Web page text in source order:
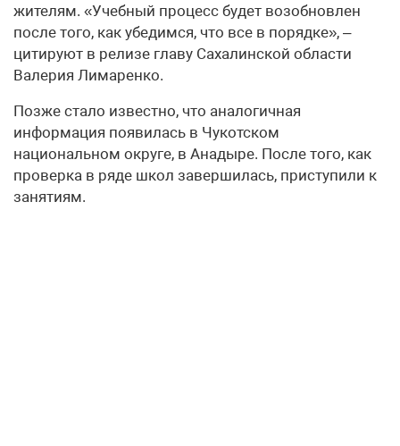
жителям. «Учебный процесс будет возобновлен
после того, как убедимся, что все в порядке», –
цитируют в релизе главу Сахалинской области
Валерия Лимаренко.
Позже стало известно, что аналогичная
информация появилась в Чукотском
национальном округе, в Анадыре. После того, как
проверка в ряде школ завершилась, приступили к
занятиям.